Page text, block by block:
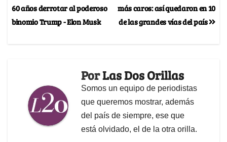
más caros: así quedaron en 10
de las grandes vías del país
60 años derrotar al poderoso
binomio Trump - Elon Musk
PorLas Dos Orillas
Somos un equipo de periodistas
que queremos mostrar, además
del país de siempre, ese que
está olvidado, el de la otra orilla.